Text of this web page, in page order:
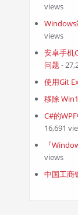
views
Windows
views
安卓手机
问题 -
使用Git
移除
C#的
16,691
『
views
中国工商